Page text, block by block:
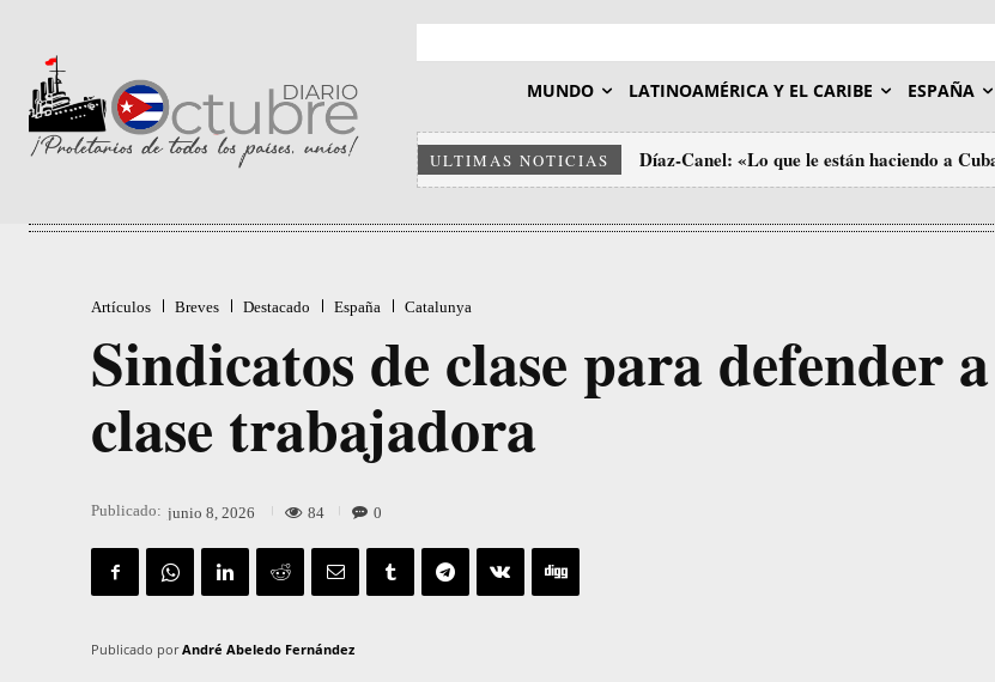
MUNDO LATINOAMÉRICA Y EL CARIBE ESPAÑA
ULTIMAS NOTICIAS Díaz-Canel: «Lo que le están haciendo a
Artículos Breves Destacado España Catalunya
Sindicatos de clase para defender
clase trabajadora
Publicado: junio 8, 2026 84 0
Publicado por André Abeledo Fernández